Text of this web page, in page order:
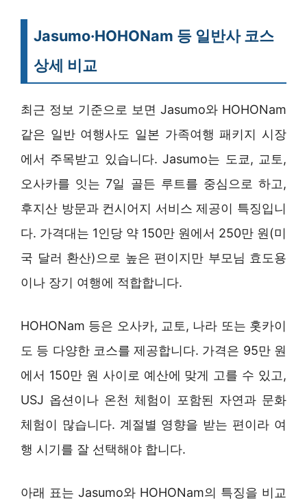
Jasumo·HOHONam 등 일반사 코스
상세 비교
최근 정보 기준으로 보면 Jasumo와 HOHONam
같은 일반 여행사도 일본 가족여행 패키지 시장
에서 주목받고 있습니다. Jasumo는 도쿄, 교토,
오사카를 잇는 7일 골든 루트를 중심으로 하고,
후지산 방문과 컨시어지 서비스 제공이 특징입니
다. 가격대는 1인당 약 150만 원에서 250만 원(미
국 달러 환산)으로 높은 편이지만 부모님 효도용
이나 장기 여행에 적합합니다.
HOHONam 등은 오사카, 교토, 나라 또는 홋카이
도 등 다양한 코스를 제공합니다. 가격은 95만 원
에서 150만 원 사이로 예산에 맞게 고를 수 있고,
USJ 옵션이나 온천 체험이 포함된 자연과 문화
체험이 많습니다. 계절별 영향을 받는 편이라 여
행 시기를 잘 선택해야 합니다.
아래 표는 Jasumo와 HOHONam의 특징을 비교